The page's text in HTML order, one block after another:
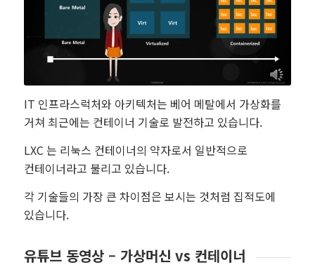
IT 인프라스럭처와 아키텍처는 베어 메탈에서 가상화를
거쳐 최근에는 컨테이너 기술로 발전하고 있습니다.
LXC 는 리눅스 컨테이너의 약자로서 일반적으로
컨테이너라고 불리고 있습니다.
각 기술들의 가장 큰 차이점은 보시는 것처럼 집적도에
있습니다.
유튜브 동영상 – 가상머신 vs 컨테이너